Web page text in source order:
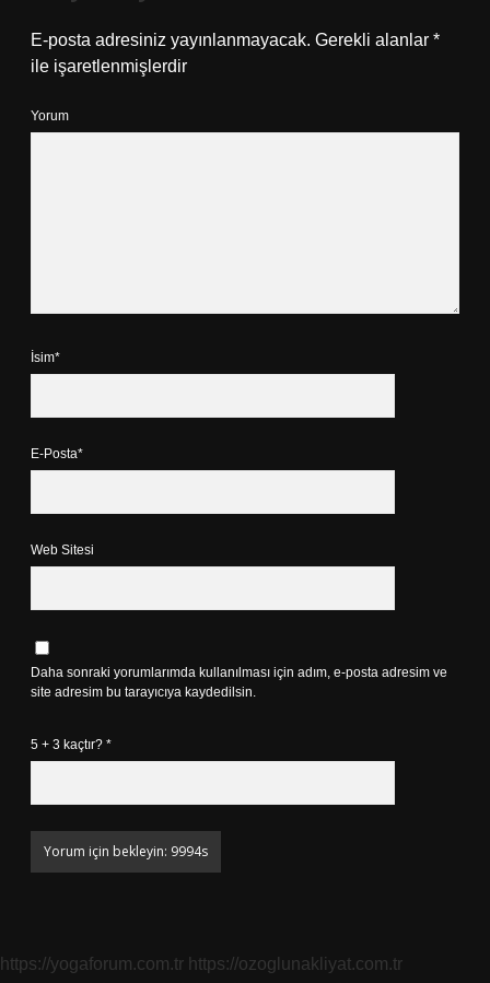
E-posta adresiniz yayınlanmayacak. Gerekli alanlar *
ile işaretlenmişlerdir
Yorum
İsim*
E-Posta*
Web Sitesi
Daha sonraki yorumlarımda kullanılması için adım, e-posta adresim ve
site adresim bu tarayıcıya kaydedilsin.
5 + 3 kaçtır? *
https://yogaforum.com.tr https://ozoglunakliyat.com.tr